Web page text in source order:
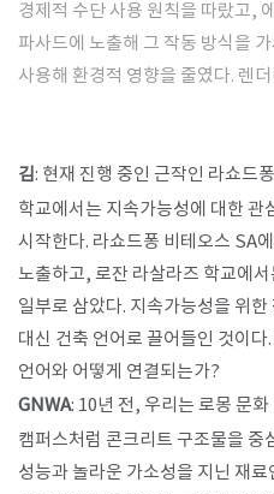
경제적 수단 사용 원칙을 따랐고,
파사드에 노출해 그 작동 방식을
사용해 환경적 영향을 줄였다. 렌
김: 현재 진행 중인 근작인 라쇼드
학교에서는 지속가능성에 대한 관
시작한다. 라쇼드퐁 비테오스 SA
노출하고, 로잔 라살라즈 학교에
일부로 삼았다. 지속가능성을 위
대신 건축 언어로 끌어들인 것이
언어와 어떻게 연결되는가?
GNWA: 10년 전, 우리는 로몽 문
캠퍼스처럼 콘크리트 구조물을 중
성능과 놀라운 가소성을 지닌 재